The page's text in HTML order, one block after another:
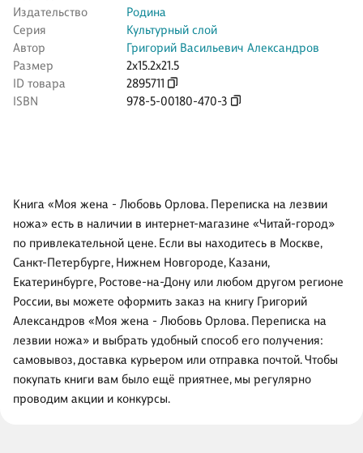
Издательство
Родина
Серия
Культурный слой
Автор
Григорий Васильевич Александров
Размер
2x15.2x21.5
ID товара
2895711
ISBN
978-5-00180-470-3
Книга «Моя жена - Любовь Орлова. Переписка на лезвии
ножа» есть в наличии в интернет-магазине «Читай-город»
по привлекательной цене. Если вы находитесь в Москве,
Санкт-Петербурге, Нижнем Новгороде, Казани,
Екатеринбурге, Ростове-на-Дону или любом другом регионе
России, вы можете оформить заказ на книгу Григорий
Александров «Моя жена - Любовь Орлова. Переписка на
лезвии ножа» и выбрать удобный способ его получения:
самовывоз, доставка курьером или отправка почтой. Чтобы
покупать книги вам было ещё приятнее, мы регулярно
проводим акции и конкурсы.